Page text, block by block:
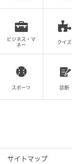
ビジネス・マ
ネー
クイズ
スポーツ 診断
サイトマップ